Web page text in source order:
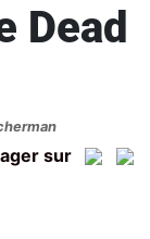
Dead
sur